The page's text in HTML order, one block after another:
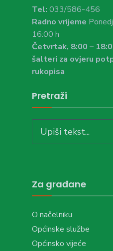
Tel: 033/586-456
Radno vrijeme
16:00 h
Četvrtak, 8:00 –
šalteri za ovjeru
rukopisa
Pretraži
for:
Za građane
O načelniku
Općinske službe
Općinsko vijeće